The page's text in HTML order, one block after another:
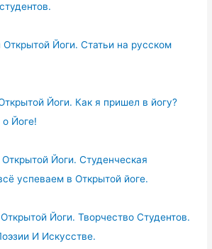
Йоги. Статьи на русском
Йоги. Как я пришел в йогу?
Йоге!
Йоги. Студенческая
успеваем в Открытой йоге.
Йоги. Творчество Студентов.
И Искусстве.